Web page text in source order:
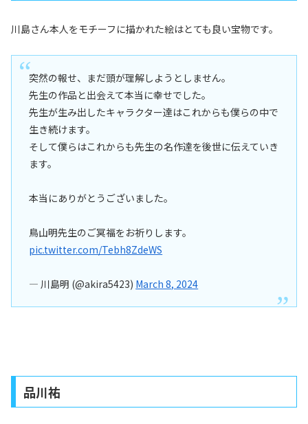
川島さん本人をモチーフに描かれた絵はとても良い宝物です。
突然の報せ、まだ頭が理解しようとしません。
先生の作品と出会えて本当に幸せでした。
先生が生み出したキャラクター達はこれからも僕らの中で
生き続けます。
そして僕らはこれからも先生の名作達を後世に伝えていき
ます。
本当にありがとうございました。
鳥山明先生のご冥福をお祈りします。
pic.twitter.com/Tebh8ZdeWS
— 川島明 (@akira5423) March 8, 2024
品川祐